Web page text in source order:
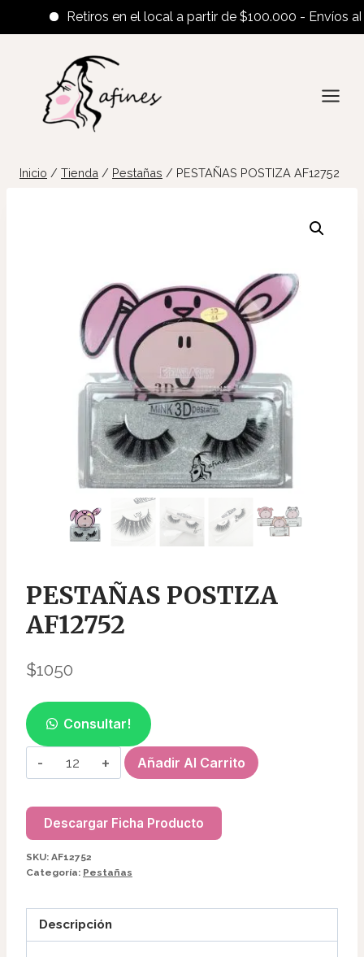
Retiros en el local a partir de $100.000 - Envíos al
contenido
Inicio / Tienda / Pestañas / PESTAÑAS POSTIZA AF12752
PESTAÑAS POSTIZA
AF12752
$1050
Consultar!
PESTAÑAS
POSTIZA
cantidad
Añadir Al Carrito
Descargar Ficha Producto
SKU: AF12752
Categoría: Pestañas
Descripción